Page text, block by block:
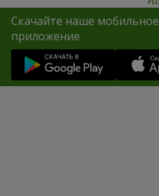
Скачайте наше мобильное
приложение